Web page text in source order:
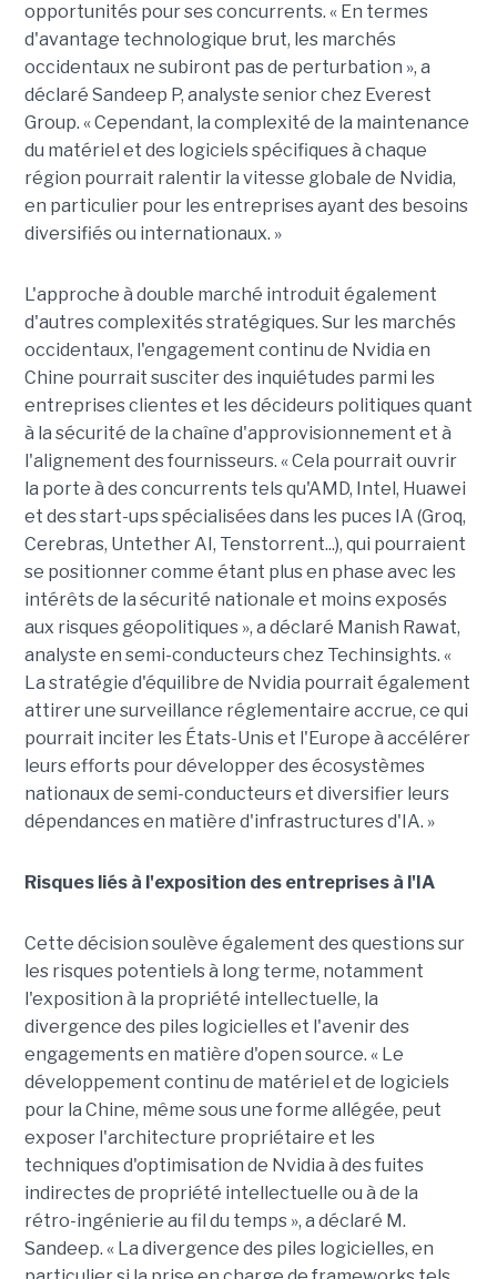
opportunités pour ses concurrents. « En termes
d'avantage technologique brut, les marchés
occidentaux ne subiront pas de perturbation », a
déclaré Sandeep P, analyste senior chez Everest
Group. « Cependant, la complexité de la maintenance
du matériel et des logiciels spécifiques à chaque
région pourrait ralentir la vitesse globale de Nvidia,
en particulier pour les entreprises ayant des besoins
diversifiés ou internationaux. »
L'approche à double marché introduit également
d'autres complexités stratégiques. Sur les marchés
occidentaux, l'engagement continu de Nvidia en
Chine pourrait susciter des inquiétudes parmi les
entreprises clientes et les décideurs politiques quant
à la sécurité de la chaîne d'approvisionnement et à
l'alignement des fournisseurs. « Cela pourrait ouvrir
la porte à des concurrents tels qu'AMD, Intel, Huawei
et des start-ups spécialisées dans les puces IA (Groq,
Cerebras, Untether AI , Tenstorrent...), qui pourraient
se positionner comme étant plus en phase avec les
intérêts de la sécurité nationale et moins exposés
aux risques géopolitiques », a déclaré Manish Rawat,
analyste en semi-conducteurs chez Techinsights. «
La stratégie d'équilibre de Nvidia pourrait également
attirer une surveillance réglementaire accrue, ce qui
pourrait inciter les États-Unis et l'Europe à accélérer
leurs efforts pour développer des écosystèmes
nationaux de semi-conducteurs et diversifier leurs
dépendances en matière d'infrastructures d'IA. »
Risques liés à l'exposition des entreprises à l'IA
Cette décision soulève également des questions sur
les risques potentiels à long terme, notamment
l'exposition à la propriété intellectuelle, la
divergence des piles logicielles et l'avenir des
engagements en matière d'open source. « Le
développement continu de matériel et de logiciels
pour la Chine, même sous une forme allégée, peut
exposer l'architecture propriétaire et les
techniques d'optimisation de Nvidia à des fuites
indirectes de propriété intellectuelle ou à de la
rétro-ingénierie au fil du temps », a déclaré M.
Sandeep. « La divergence des piles logicielles, en